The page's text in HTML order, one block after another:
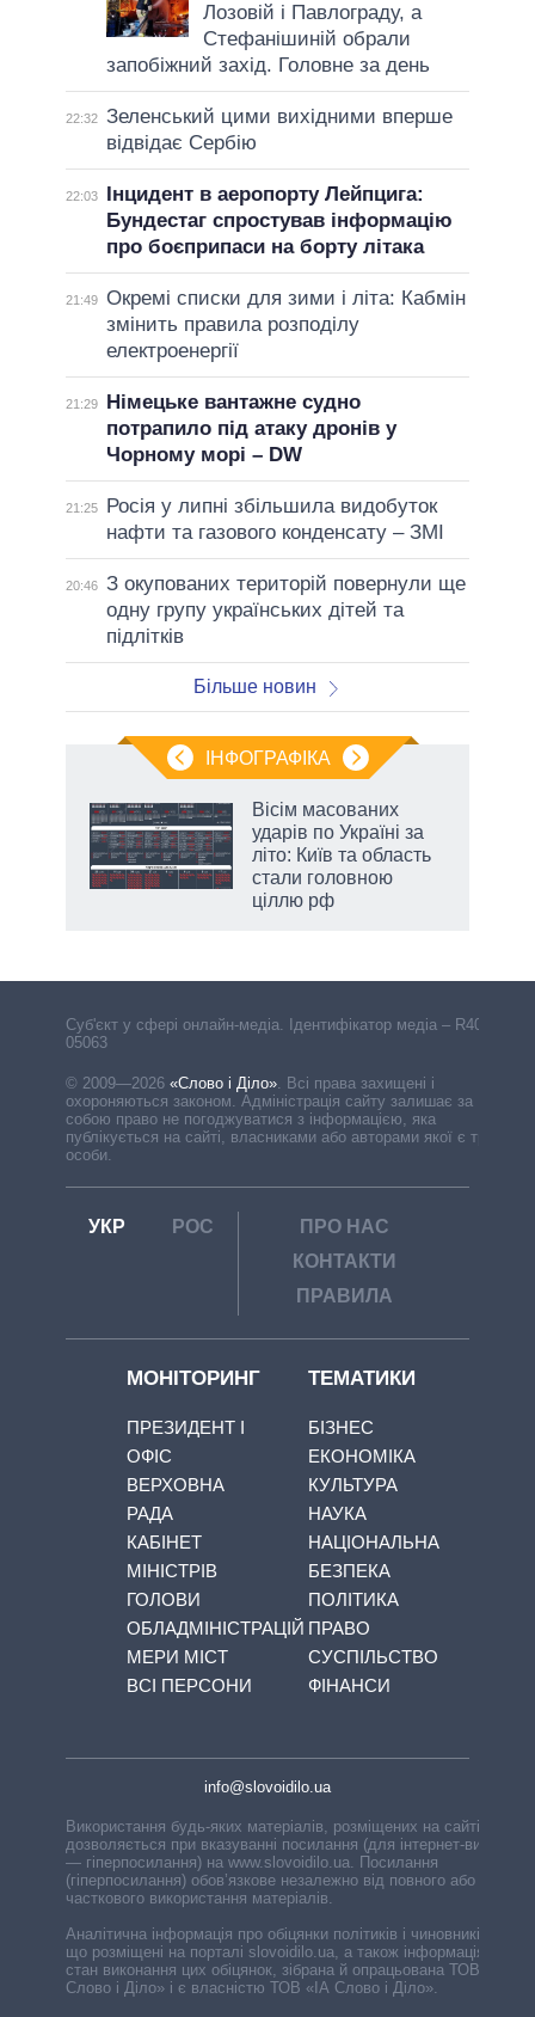
Лозовій і Павлограду, а
Стефанішиній обрали
запобіжний захід. Головне за день
22:32 Зеленський цими вихідними вперше
відвідає Сербію
22:03
Інцидент в аеропорту Лейпцига:
Бундестаг спростував інформацію
про боєприпаси на борту літака
21:49 Окремі списки для зими і літа: Кабмін
змінить правила розподілу
електроенергії
21:29
Німецьке вантажне судно
потрапило під атаку дронів у
Чорному морі – DW
21:25
Росія у липні збільшила видобуток
нафти та газового конденсату – ЗМІ
20:46 З окупованих територій повернули ще
одну групу українських дітей та
підлітків
Більше новин
ІНФОГРАФІКА
Вісім масованих
ударів по Україні за
літо: Київ та область
стали головною
ціллю рф
Cуб'єкт у сфері онлайн-медіа. Ідентифікатор медіа – R40-
05063
© 2009—2026 «Слово і Діло». Всі права захищені і
охороняються законом. Адміністрація сайту залишає за
собою право не погоджуватися з інформацією, яка
публікується на сайті, власниками або авторами якої є треті
особи.
УКР РОС
ПРО НАС
КОНТАКТИ
ПРАВИЛА
МОНІТОРИНГ
ПРЕЗИДЕНТ І
ОФІС
ВЕРХОВНА
РАДА
КАБІНЕТ
МІНІСТРІВ
ГОЛОВИ
ОБЛАДМІНІСТРАЦІЙ
МЕРИ МІСТ
ВСІ ПЕРСОНИ
ТЕМАТИКИ
БІЗНЕС
ЕКОНОМІКА
КУЛЬТУРА
НАУКА
НАЦІОНАЛЬНА
БЕЗПЕКА
ПОЛІТИКА
ПРАВО
СУСПІЛЬСТВО
ФІНАНСИ
info@slovoidilo.ua
Використання будь-яких матеріалів, розміщених на сайті,
дозволяється при вказуванні посилання (для інтернет-видань
— гіперпосилання) на www.slovoidilo.ua. Посилання
(гіперпосилання) обов’язкове незалежно від повного або
часткового використання матеріалів.
Аналітична інформація про обіцянки політиків і чиновників,
що розміщені на порталі slovoidilo.ua, а також інформація про
стан виконання цих обіцянок, зібрана й опрацьована ТОВ «ІА
Слово і Діло» і є власністю ТОВ «ІА Слово і Діло».